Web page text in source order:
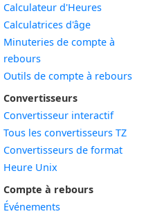
Calculateur d'Heures
Calculatrices d'âge
Minuteries de compte à
rebours
Outils de compte à rebours
Convertisseurs
Convertisseur interactif
Tous les convertisseurs TZ
Convertisseurs de format
Heure Unix
Compte à rebours
Événements